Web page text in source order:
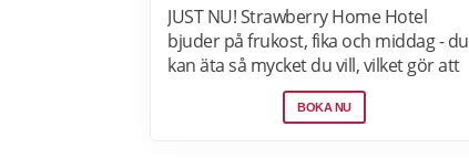
JUST NU! Strawberry Home Hotel
bjuder på frukost, fika och middag - du
kan äta så mycket du vill, vilket gör att
du kan känna dig som hemma. Välj
mellan 50+ hotell i Norden från 760kr
BOKA NU